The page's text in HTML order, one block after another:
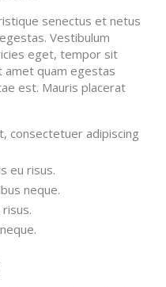
senectus et netus
Vestibulum
eget, tempor sit
amet quam egestas
est. Mauris placerat
consectetuer adipiscing
eu risus.
neque.